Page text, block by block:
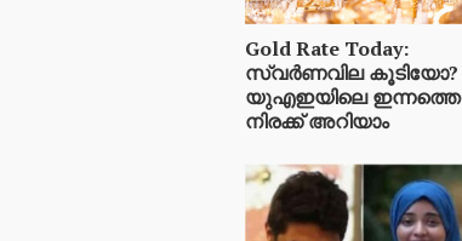
Gold Rate Today:
സ്വര്‍ണവില കൂടിയോ?
യുഎഇയിലെ ഇന്നത്തെ
നിരക്ക് അറിയാം